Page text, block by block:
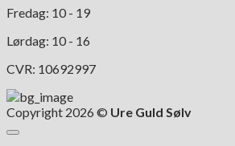
Fredag: 10 - 19
Lørdag: 10 - 16
CVR: 10692997
Copyright 2026 © Ure Guld Sølv